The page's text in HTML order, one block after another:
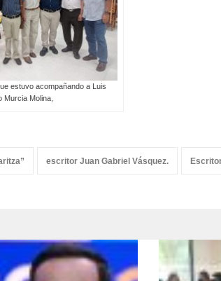
estuvo acompañando a Luis
Murcia Molina,
escritor Juan Gabriel Vásquez.